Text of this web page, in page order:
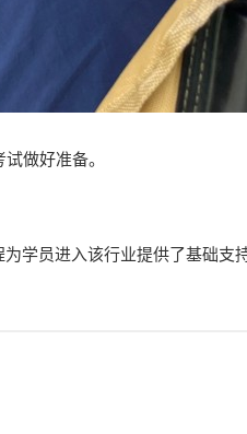
做好准备。
学员进入该行业提供了基础支